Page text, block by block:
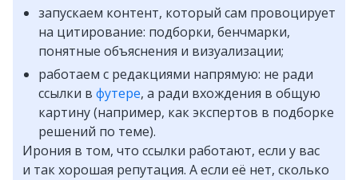
запускаем контент, который сам провоцирует
на цитирование: подборки, бенчмарки,
понятные объяснения и визуализации;
работаем с редакциями напрямую: не ради
ссылки в футере, а ради вхождения в общую
картину (например, как экспертов в подборке
решений по теме).
Ирония в том, что ссылки работают, если у вас
и так хорошая репутация. А если её нет, сколько